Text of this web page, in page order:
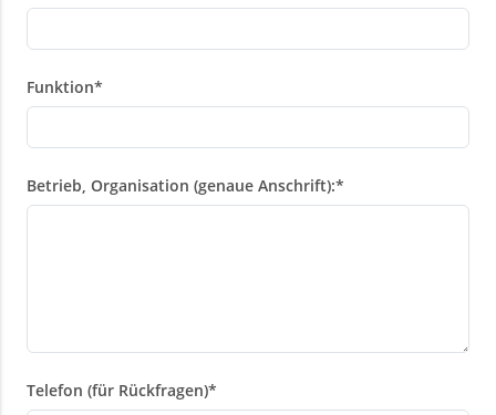
Funktion*
Betrieb, Organisation (genaue Anschrift):*
Telefon (für Rückfragen)*